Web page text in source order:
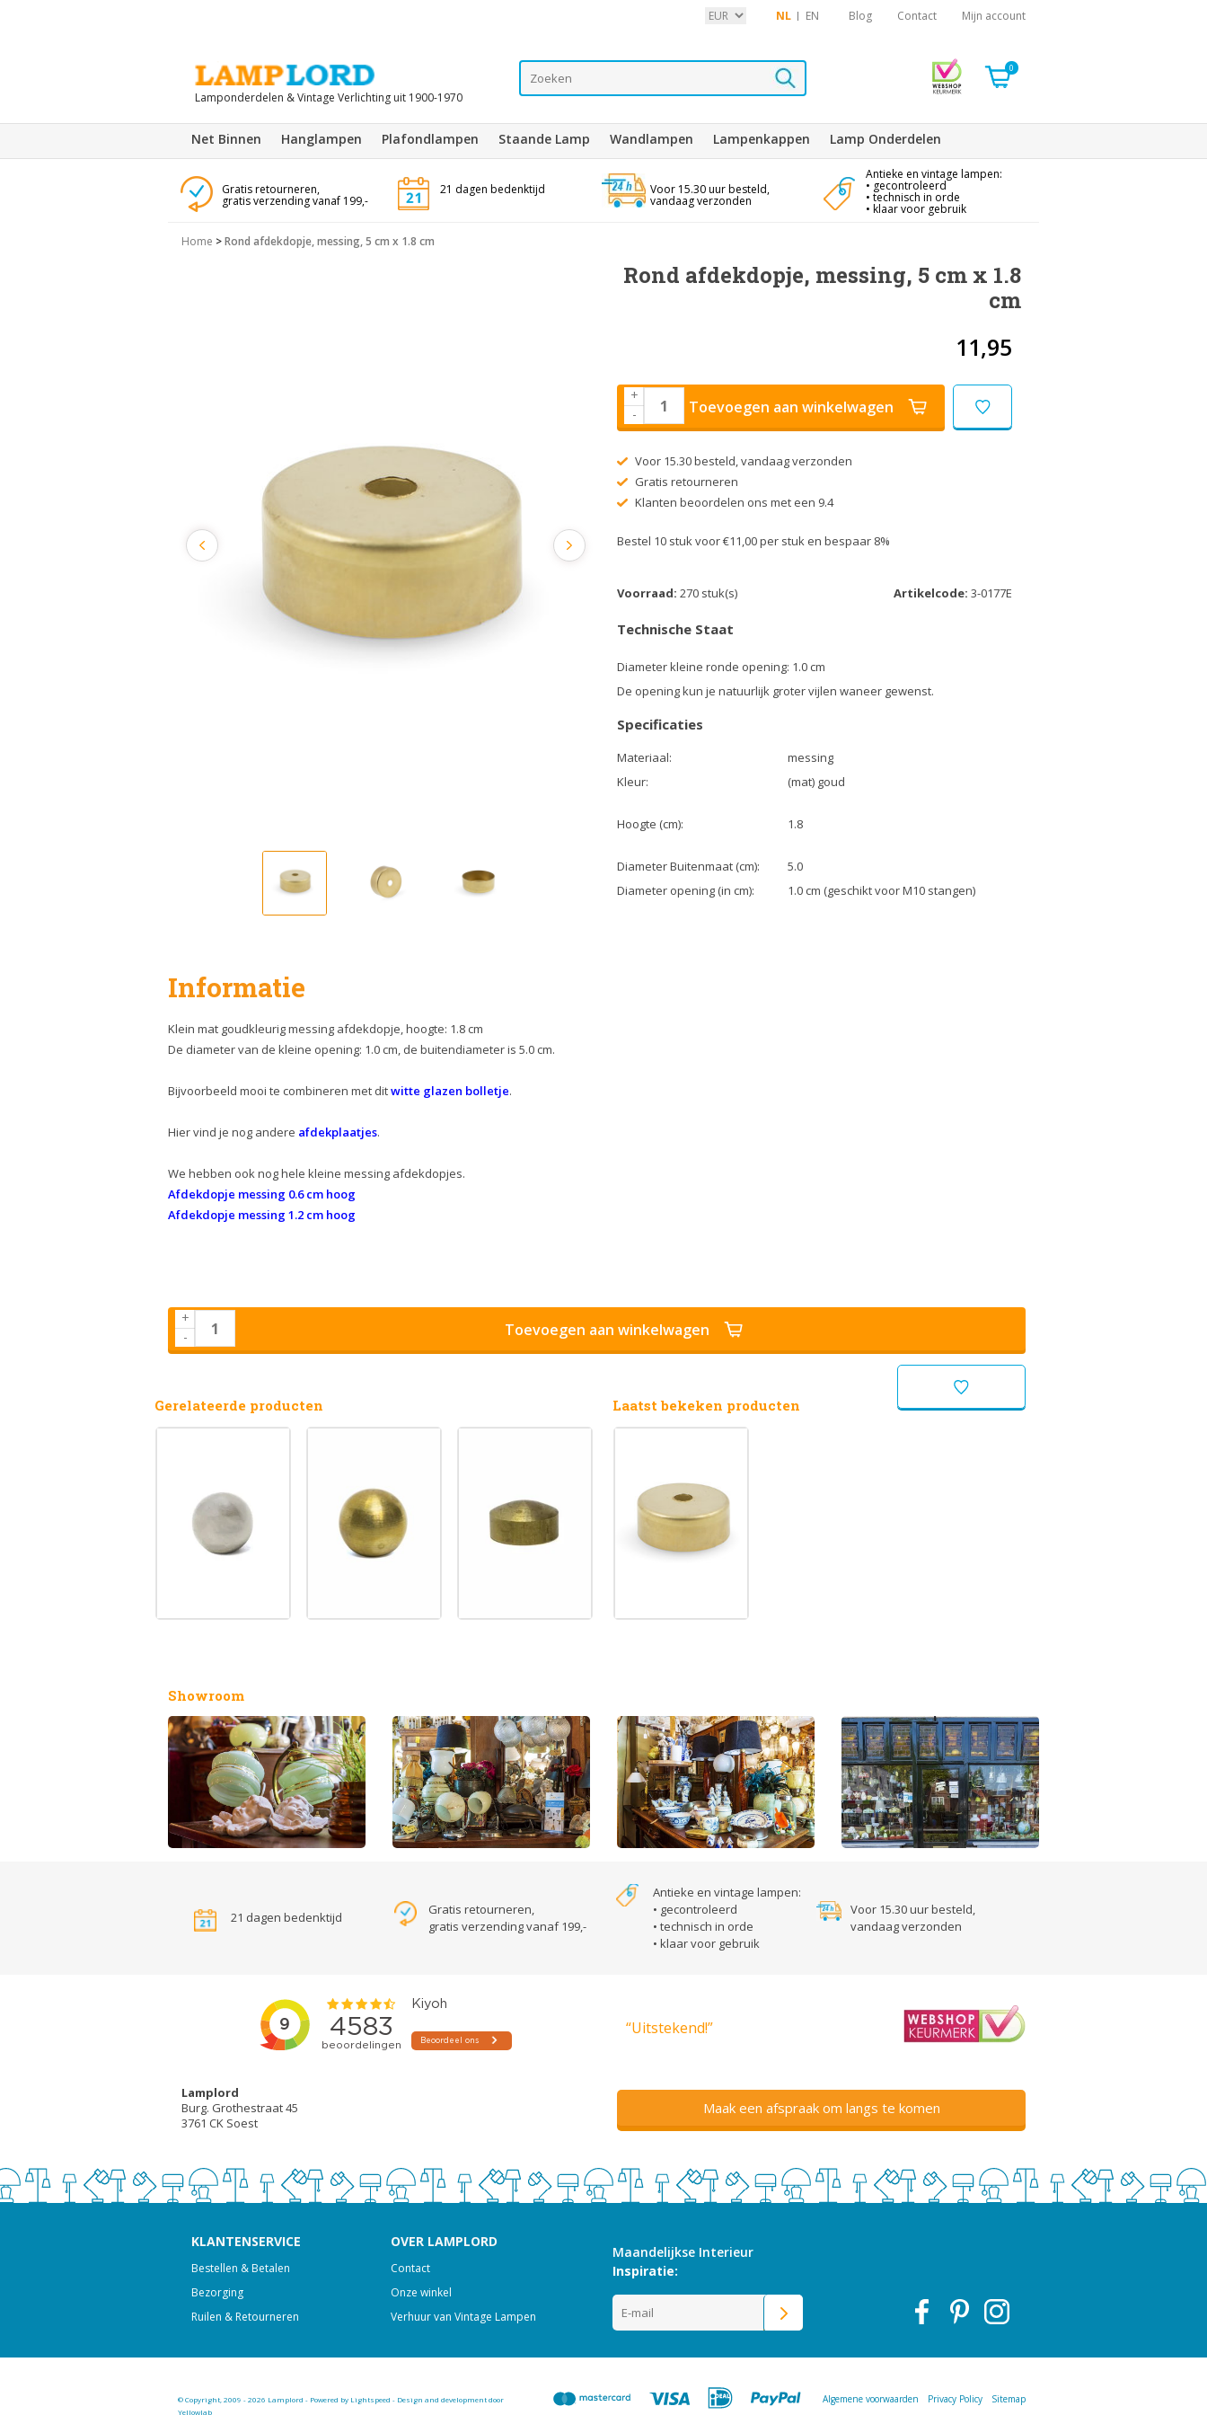
NL EN Blog Contact Mijn account
Lamponderdelen & Vintage Verlichting uit 1900-1970
0
Net Binnen Hanglampen Plafondlampen Staande Lamp Wandlampen Lampenkappen Lamp Onderdelen
Gratis retourneren,
gratis verzending vanaf 199,-
21 dagen bedenktijd Voor 15.30 uur besteld,
vandaag verzonden
Antieke en vintage lampen:
• gecontroleerd
• technisch in orde
• klaar voor gebruik
Home >Rond afdekdopje, messing, 5 cm x 1.8 cm
Rond afdekdopje, messing, 5 cm x 1.8
cm
11,95
+
-
Toevoegen aan winkelwagen
Voor 15.30 besteld, vandaag verzonden
Gratis retourneren
Klanten beoordelen ons met een 9.4
Bestel 10 stuk voor €11,00 per stuk en bespaar 8%
Voorraad: 270 stuk(s) Artikelcode: 3-0177E
Technische Staat
Diameter kleine ronde opening: 1.0 cm
De opening kun je natuurlijk groter vijlen waneer gewenst.
Specificaties
Materiaal:
messing
Kleur:
(mat) goud
Hoogte (cm): 1.8
Diameter Buitenmaat (cm):
5.0
Diameter opening (in cm):
1.0 cm (geschikt voor M10 stangen)
Informatie
Klein mat goudkleurig messing afdekdopje, hoogte: 1.8 cm
De diameter van de kleine opening: 1.0 cm, de buitendiameter is 5.0 cm.
Bijvoorbeeld mooi te combineren met ditwitte glazen bolletje.
Hier vind je nog andere afdekplaatjes.
We hebben ook nog hele kleine messing afdekdopjes.
Afdekdopje messing 0.6 cm hoog
Afdekdopje messing 1.2 cm hoog
+
-
Toevoegen aan winkelwagen
Gerelateerde producten Laatst bekeken producten
Showroom
21 dagen bedenktijd
Gratis retourneren,
gratis verzending vanaf 199,-
Antieke en vintage lampen:
• gecontroleerd
• technisch in orde
• klaar voor gebruik
Voor 15.30 uur besteld,
vandaag verzonden
“Uitstekend!”
Lamplord
Burg. Grothestraat 45
3761 CK Soest
Maak een afspraak om langs te komen
KLANTENSERVICE
Bestellen & Betalen
Bezorging
Ruilen & Retourneren
OVER LAMPLORD
Contact
Onze winkel
Verhuur van Vintage Lampen
Maandelijkse Interieur
Inspiratie:
© Copyright, 2009 - 2026 Lamplord - Powered by Lightspeed - Design and development door
Yellowlab
Algemene voorwaarden Privacy Policy Sitemap